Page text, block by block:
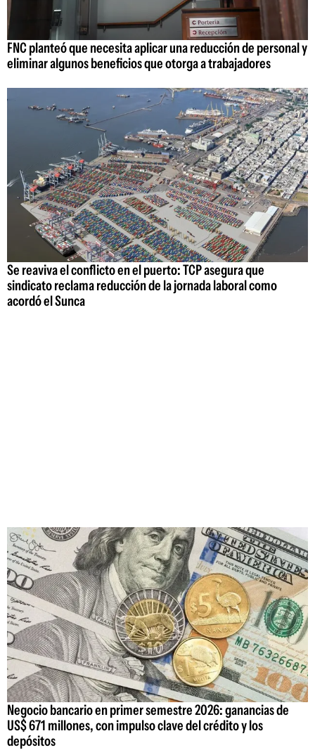
FNC planteó que necesita aplicar una reducción de personal y
eliminar algunos beneficios que otorga a trabajadores
Se reaviva el conflicto en el puerto: TCP asegura que
sindicato reclama reducción de la jornada laboral como
acordó el Sunca
Negocio bancario en primer semestre 2026: ganancias de
US$ 671 millones, con impulso clave del crédito y los
depósitos